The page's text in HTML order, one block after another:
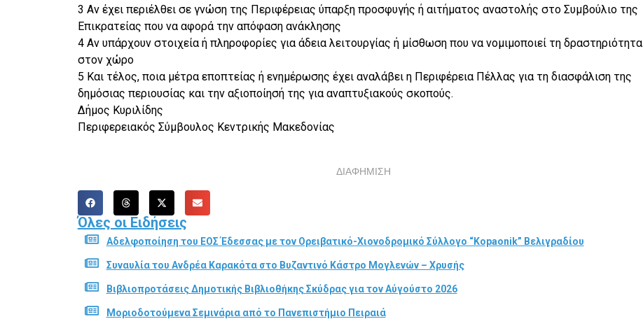
3 Αν έχει περιέλθει σε γνώση της Περιφέρειας ύπαρξη προσφυγής ή αιτήματος αναστολής στο Συμβούλιο της
Επικρατείας που να αφορά την απόφαση ανάκλησης
4 Αν υπάρχουν στοιχεία ή πληροφορίες για άδεια λειτουργίας ή μίσθωση που να νομιμοποιεί τη δραστηριότητα
στον χώρο
5 Και τέλος, ποια μέτρα εποπτείας ή ενημέρωσης έχει αναλάβει η Περιφέρεια Πέλλας για τη διασφάλιση της
δημόσιας περιουσίας και την αξιοποίησή της για αναπτυξιακούς σκοπούς.
Δήμος Κυριλίδης
Περιφερειακός Σύμβουλος Κεντρικής Μακεδονίας
ΔΙΑΦΗΜΙΣΗ
Όλες οι Ειδήσεις
Αδελφοποίηση του ΕΟΣ Έδεσσας με τον Ορειβατικό-Χιονοδρομικό Σύλλογο “Kopaonik” Βελιγραδίου
Συναυλία του Ανδρέα Καρακότα στο Βυζαντινό Κάστρο Μογλενών – Χρυσής
Βιβλιοπροτάσεις Δημοτικής Βιβλιοθήκης Σκύδρας για τον Αύγούστο 2026
Μοριοδοτούμενα Σεμινάρια από το Πανεπιστήμιο Πειραιά